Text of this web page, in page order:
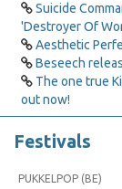
Suicide
'Destroyer Of
Aesthetic
Beseech
The one true
out now!
Festivals
PUKKELPOP (BE)